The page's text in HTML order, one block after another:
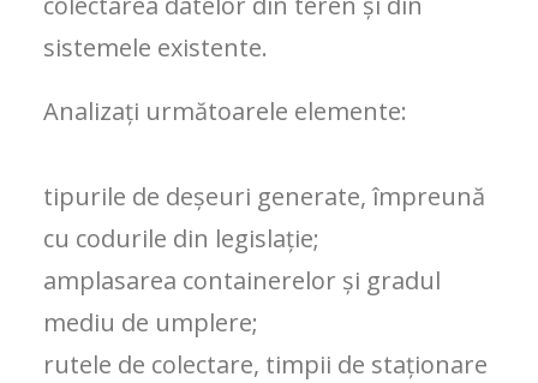
sistemele existente.
Analizați următoarele elemente:
tipurile de deșeuri generate, împreună
cu codurile din legislație;
amplasarea containerelor și gradul
mediu de umplere;
rutele de colectare, timpii de staționare